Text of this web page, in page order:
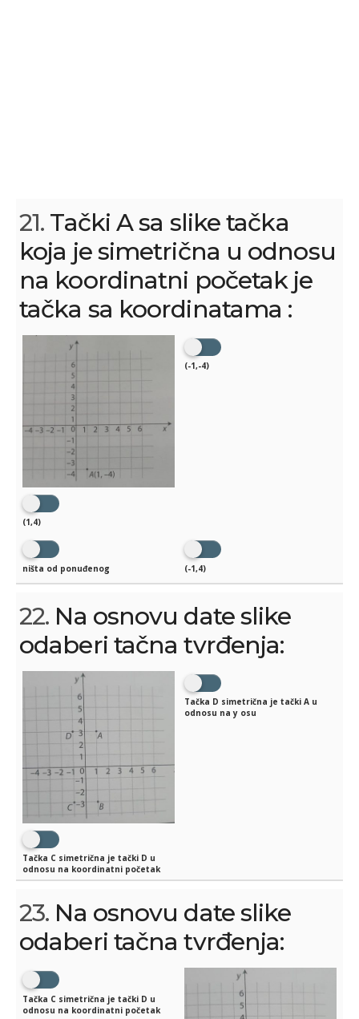
21. Tački A sa slike tačka
koja je simetrična u odnosu
na koordinatni početak je
tačka sa koordinatama :
(1,4)
(-1,-4)
ništa od ponuđenog (-1,4)
22. Na osnovu date slike
odaberi tačna tvrđenja:
Tačka C simetrična je tački D u
odnosu na koordinatni početak
Tačka D simetrična je tački A u
odnosu na y osu
23. Na osnovu date slike
odaberi tačna tvrđenja:
Tačka C simetrična je tački D u
odnosu na koordinatni početak